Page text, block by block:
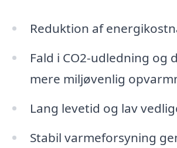
Reduktion af
Fald i CO2-udledning og
mere miljøvenlig
Lang levetid og lav
Stabil varmeforsyning